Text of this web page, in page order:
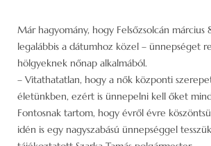
Már hagyomány, hogy Felsőzsolcán március
legalábbis a dátumhoz közel – ünnepséget
hölgyeknek nőnap alkalmából.
– Vitathatatlan, hogy a nők központi
életünkben, ezért is ünnepelni kell őket
Fontosnak tartom, hogy évről évre
idén is egy nagyszabású ünnepséggel